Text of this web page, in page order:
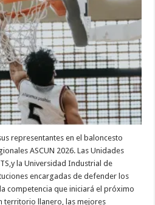
representantes en el baloncesto
ASCUN 2026. Las Unidades
la Universidad Industrial de
encargadas de defender los
competencia que iniciará el próximo
territorio llanero, las mejores